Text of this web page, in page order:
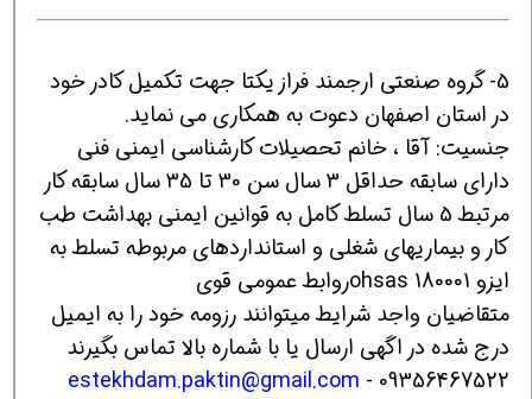
5- گروه صنعتی ارجمند فراز یکتا جهت تکمیل کادر خود
در استان اصفهان دعوت به همکاری می نماید.
جنسیت: آقا ، خانم تحصیلات کارشناسی ایمنی فنی
دارای سابقه حداقل 3 سال سن 30 تا 35 سال سابقه کار
مرتبط 5 سال تسلط کامل به قوانین ایمنی بهداشت طب
کار و بیماریهای شغلی و استانداردهای مربوطه تسلط به
ایزو 180001 ohsasروابط عمومی قوی
متقاضیان واجد شرایط میتوانند رزومه خود را به ایمیل
درج شده در اگهی ارسال یا با شماره بالا تماس بگیرند
09356467522 -
estekhdam.paktin@gmail.com